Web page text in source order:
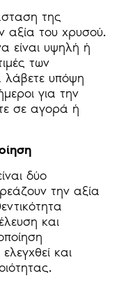
της
αξία του χρυσού.
είναι υψηλή ή
των
λάβετε υπόψη
για την
σε αγορά ή
δύο
την αξία
και
και